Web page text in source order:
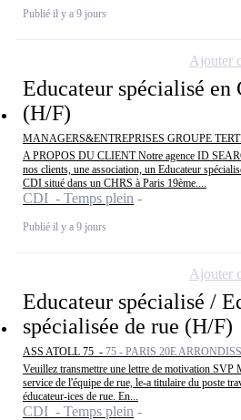
Publié il y a 9 jours
Educateur spécialisé en
(H/F)
MANAGERS&ENTREPRISES GROUPE
A PROPOS DU CLIENT Notre agence ID
nos clients, une association, un Educateur
CDI situé dans un CHRS à Paris 19ème....
CDI - Temps plein
Publié il y a 9 jours
Ajouter
Educateur spécialisé /
spécialisée de rue (H/F)
ASS ATOLL 75 - 75 - PARIS 20E
Veuillez transmettre une lettre de motivation SVP
service de l'équipe de rue, le-a titulaire du poste
éducateur-ices de rue. En...
CDI - Temps plein
Ajouter